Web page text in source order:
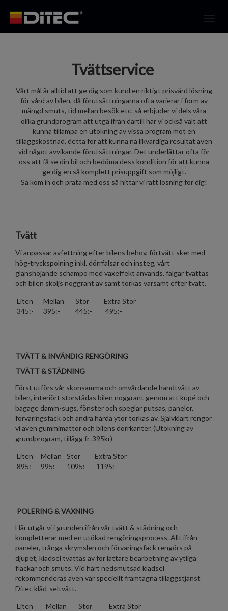
Tvättservice
Vårt mål är alltid att ge dig som kund en riktigt prisvärd lösning
för vård av bilen, då förutsättningarna ofta varierar i form av
mängd smuts, tid mellan besök etc. så erbjuder vi dels våra
olika grundprogram att utgå ifrån därtill har vi också valt att
kunna tillämpa en utökning av vissa program mot en
tilläggskostnad, detta för att kunna nå likvärdiga resultat även
vid något avvikande förutsättningar. Det underlättar ofta för
oss att få se din bil och bedöma dess kondition för att kunna
ge dig en så komplett prisuppgift som möjligt.
Så kom in och prata med oss så hittar vi rätt lösning för dig!
Tvätt
Vi anpassar avfettning efter bilens behov, förtvätt sker med
hög-tryckspolning inkl. dörrfalsar och insteg, vårt
glanshöjande schampo med vaxeffekt används, fälgar tvättas
och bilen sköljs noggrant av samt torkas varsamt efter tvätt.
Liten Mellan Stor
Extra Stor
345:-
395:- 445:- 495:-
TVÄTT & INVÄNDIG RENGÖRING
TVÄTT & STÄDNING
Först utförs vår skonsamma och omvårdande handtvätt av
bilen, interiört storstädas bilen noggrant genom att kupé och
bagage damm-sugs, fönster och speglar putsas, paneler,
förvaringsfack och andra hårda ytor torkas av. Självklart rengör
vi även gummimattor och bilens dörrkanter. (Utökning av
grundprogram, tillägg fr. 395kr)
Liten Mellan Stor
Extra Stor
895:-
995:- 1095:- 1195:-
POLERING & VAXNING
Här utgår vi i grunden ifrån vår tvätt & städning och
kompletterar med en utökad rengöringsprocess. Allt ifrån
paneler, trånga skrymslen och förvaringsfack rengörs på
djupet, klädsel tvättas av för lättare bearbetning av ytliga
fläckar och smuts. Vid hårt nedsmutsad klädsel
rekommenderas även vår speciellt framtagna tilläggstjänst
Ditec kläd-seltvätt.
Liten Mellan Stor
Extra Stor